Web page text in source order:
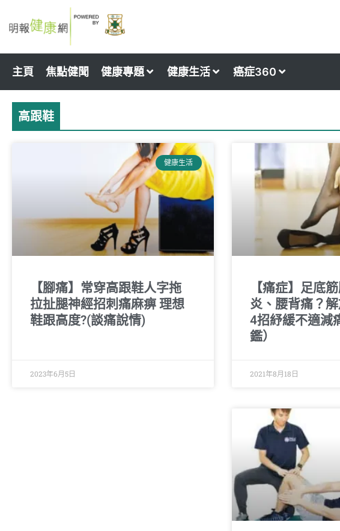
to
主頁 焦點健聞 健康專題 健康生活 癌症360
高跟鞋
健康生活
【腳痛】常穿高跟鞋人字拖
拉扯腿神經招刺痛麻痹 理想
鞋跟高度?(談痛說情)
2023年6月5日
【痛症】足底
炎、腰背痛？
4招紓緩不適減
鑑）
2021年8月18日